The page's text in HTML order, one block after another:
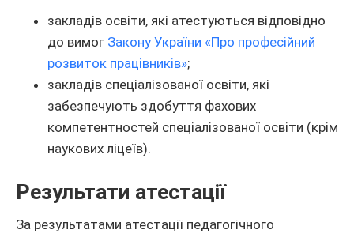
закладів освіти, які атестуються відповідно
до вимог Закону України «Про професійний
розвиток працівників»;
закладів спеціалізованої освіти, які
забезпечують здобуття фахових
компетентностей спеціалізованої освіти (крім
наукових ліцеїв).
Результати атестації
За результатами атестації педагогічного